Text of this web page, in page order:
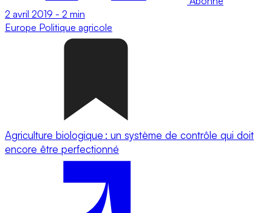
2 avril 2019 - 2 min
Europe Politique agricole
Agriculture biologique : un système de contrôle qui doit
encore être perfectionné